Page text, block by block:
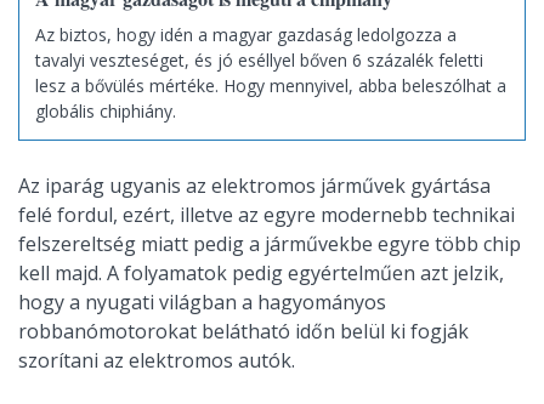
Az biztos, hogy idén a magyar gazdaság ledolgozza a
tavalyi veszteséget, és jó eséllyel bőven 6 százalék feletti
lesz a bővülés mértéke. Hogy mennyivel, abba beleszólhat a
globális chiphiány.
Az iparág ugyanis az elektromos járművek gyártása
felé fordul, ezért, illetve az egyre modernebb technikai
felszereltség miatt pedig a járművekbe egyre több chip
kell majd. A folyamatok pedig egyértelműen azt jelzik,
hogy a nyugati világban a hagyományos
robbanómotorokat belátható időn belül ki fogják
szorítani az elektromos autók.